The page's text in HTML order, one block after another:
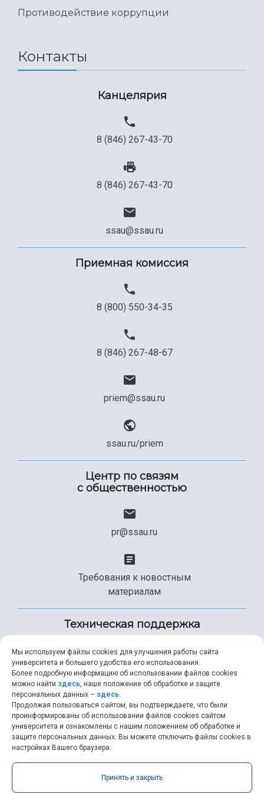
Официальные документы
Противодействие коррупции
Контакты
Канцелярия
8 (846) 267-43-70
8 (846) 267-43-70
ssau@ssau.ru
Приемная комиссия
8 (800) 550-34-35
8 (846) 267-48-67
priem@ssau.ru
ssau.ru/priem
Центр по связям
с общественностью
pr@ssau.ru
Требования к новостным
материалам
Техническая поддержка
+7 (846) 267-49-99
help@ssau.ru
Самарский университет © 2026 |ssau.ru
RSS
Мы используем файлы cookies для улучшения работы сайта
университета и большего удобства его использования.
Более подробную информацию об использовании файлов cookies
можно найти здесь, наше положение об обработке и защите
персональных данных – здесь.
Продолжая пользоваться сайтом, вы подтверждаете, что были
проинформированы об использовании файлов cookies сайтом
университета и ознакомлены с нашим положением об обработке и
защите персональных данных. Вы можете отключить файлы cookies в
настройках Вашего браузера.
Принять и закрыть